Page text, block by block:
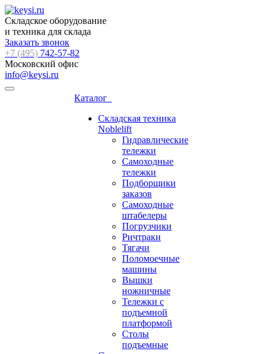
Складское оборудование
и техника для склада
Заказать звонок
+7 (495) 742-57-82
Московский офис
info@keysi.ru
Каталог
Складская техника
Noblelift
Гидравлические
тележки
Самоходные
тележки
Подборщики
заказов
Самоходные
штабелеры
Погрузчики
Ричтраки
Тягачи
Поломоечные
машины
Вышки
ножничные
Тележки с
подъемной
платформой
Столы
подъемные